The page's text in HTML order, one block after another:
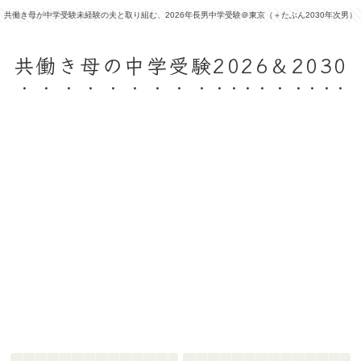
共働き母が中学受験未経験の夫と取り組む、2026年長男中学受験＠東京（＋たぶん2030年次男）
共働き母の中学受験2026＆2030